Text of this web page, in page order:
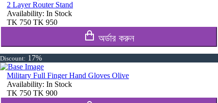
2 Layer Router Stand
Availability: In Stock
TK 750 TK 950
অর্ডার করুন
Discount: 17%
Military Full Finger Hand Gloves Olive
Availability: In Stock
TK 750 TK 900